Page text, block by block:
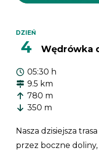
DZIEŃ
4 Wędrówka
05:30 h
9.5 km
780 m
350 m
Nasza dzisiejsza
przez boczne doliny,